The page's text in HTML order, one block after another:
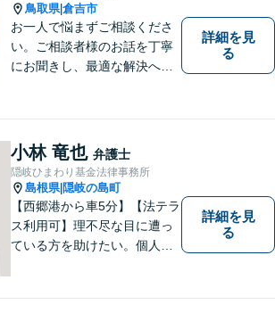
鳥取県|倉吉市
お一人で悩まずご相談くださ
い。ご相談者様のお話を丁寧
にお聞きし、最適な解決へと
詳細を見
る
小林 竜也 弁護士
隠岐ひまわり基金法律事務所
島根県|隠岐の島町
【西郷港から車5分】【法テラ
ス利用可】理不尽な目に遭っ
ている方を助けたい。個人・
え込むことなく、まずはお気
詳細を見
る